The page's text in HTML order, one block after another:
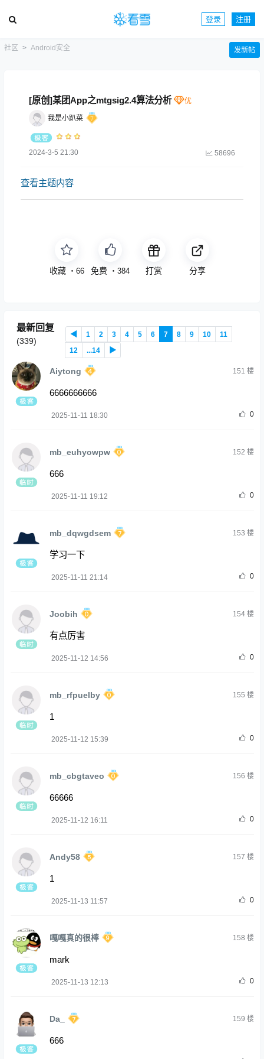
登录 注册
社区 Android安全 发新帖
[原创]某团App之mtgsig2.4算法分析
我是小趴菜
2024-3-5 21:30 58696
查看主题内容
收藏 ・ 66 免费 ・ 384 打赏 分享
最新回复
(339)
◀ 1 2 3 4 5 6 7 8 9 10
11
12
...14 ▶
Aiytong 151 楼
6666666666
2025-11-11 18:30 0
mb_euhyowpw 152 楼
666
2025-11-11 19:12 0
mb_dqwgdsem 153 楼
学习一下
2025-11-11 21:14 0
Joobih 154楼
有点厉害
2025-11-12 14:56 0
mb_rfpuelby 155 楼
1
2025-11-12 15:39 0
mb_cbgtaveo 156 楼
66666
2025-11-12 16:11 0
Andy58 157 楼
1
2025-11-13 11:57 0
嘎嘎真的很棒 158 楼
mark
2025-11-13 12:13 0
Da_ 159 楼
666